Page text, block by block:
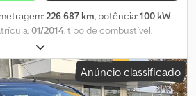
226 687 km, potência:100 kW
01/2014, tipo de combustível:
branco
Euro 5, número de lugares:3,
centralizado, filtro de partículas,
estabilidade (ESP), sistema de
Anúncio classificado